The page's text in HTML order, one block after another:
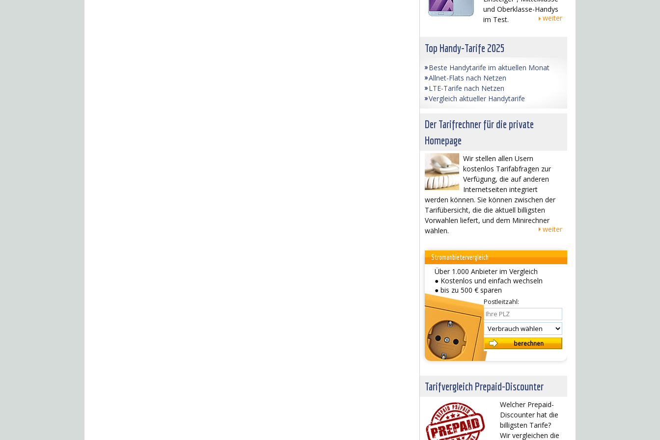
und Oberklasse-Handys
im Test.
weiter
Top Handy-Tarife 2025
Beste Handytarife im aktuellen Monat
Allnet-Flats nach Netzen
LTE-Tarife nach Netzen
Vergleich aktueller Handytarife
Der Tarifrechner für die private
Homepage
Wir stellen allen Usern
kostenlos Tarifabfragen zur
Verfügung, die auf anderen
Internetseiten integriert
werden können. Sie können zwischen der
Tarifübersicht, die die aktuell billigsten
Vorwahlen liefert, und dem Minirechner
wählen.
weiter
Stromanbietervergleich
Über 1.000 Anbieter im Vergleich
● Kostenlos und einfach wechseln
● bis zu 500 € sparen
Postleitzahl:
Tarifvergleich Prepaid-Discounter
Welcher Prepaid-
Discounter hat die
billigsten Tarife?
Wir vergleichen die